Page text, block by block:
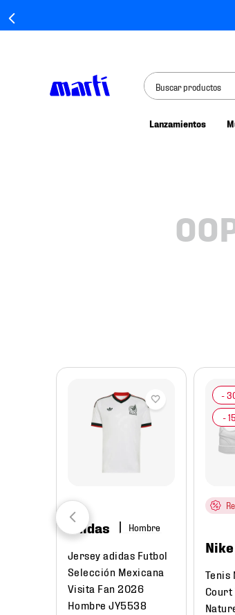
Buscar productos
Lanzamientos
adidas Hombre
Jersey adidas Futbol
Selección Mexicana
Visita Fan 2026
Hombre JY5538
Nike
Tenis
Court
tenis nike